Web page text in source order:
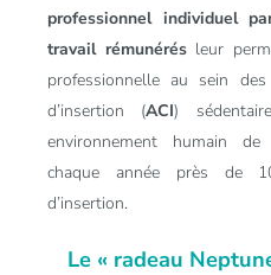
professionnel individuel
travail rémunérésleur
professionnelle au sein
d’insertion (ACI)
environnement humain
chaque année près de
d’insertion.
Le « radeau